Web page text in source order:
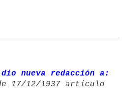
nueva redacción a:
17/12/1937 artículo